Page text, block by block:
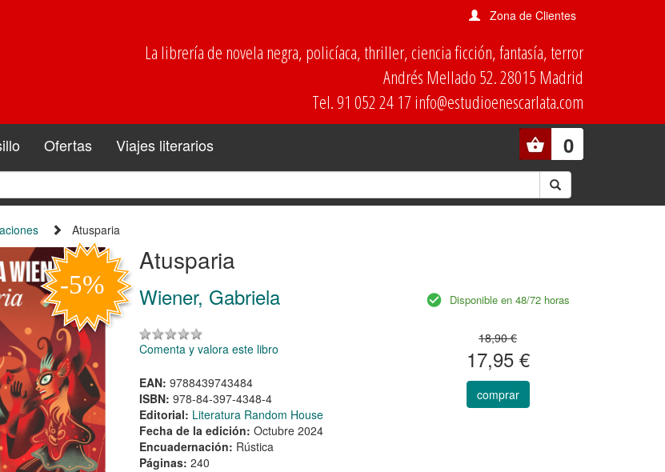
Zona de Clientes
La librería de novela negra, policíaca, thriller, ciencia ficción, fantasía, terror
Andrés Mellado 52. 28015 Madrid
Tel. 91 052 24 17 info@estudioenescarlata.com
0
Ofertas Viajes literarios
Atusparia
Atusparia
Wiener, Gabriela
Comenta y valora este libro
EAN: 9788439743484
ISBN: 978-84-397-4348-4
Editorial: Literatura Random House
Fecha de la edición: Octubre 2024
Encuadernación: Rústica
Páginas: 240
Disponible en 48/72 horas
18,90 €
17,95 €
comprar